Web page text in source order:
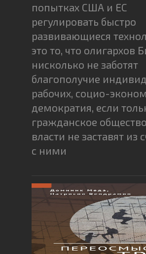
попытках США и ЕС
регулировать быстро
развивающиеся
это то, что олигархов
нисколько не заботят
благополучие
рабочих, социо-
демократия, если
гражданское
власти не заставят из
с ними